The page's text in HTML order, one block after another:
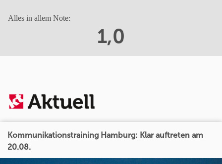
Alles in allem Note:
1,0
Kommunikationstraining Hamburg: Klar auftreten am
20.08.